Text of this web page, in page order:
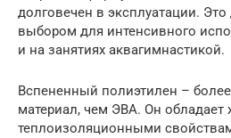
долговечен в эксплуатации.
выбором для интенсивного
и на занятиях аквагимнастикой.
Вспененный полиэтилен –
материал, чем ЭВА. Он обладает
теплоизоляционными